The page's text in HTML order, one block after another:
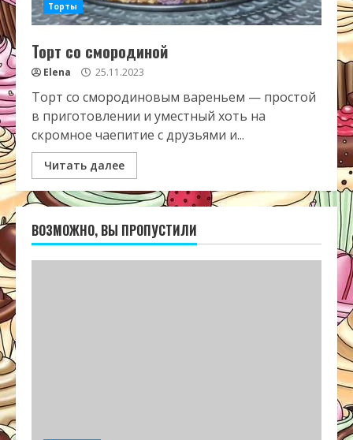
Торты
Торт со смородиной
Elena 25.11.2023
Торт со смородиновым вареньем — простой
в приготовлении и уместный хоть на
скромное чаепитие с друзьями и...
Читать далее
ВОЗМОЖНО, ВЫ ПРОПУСТИЛИ